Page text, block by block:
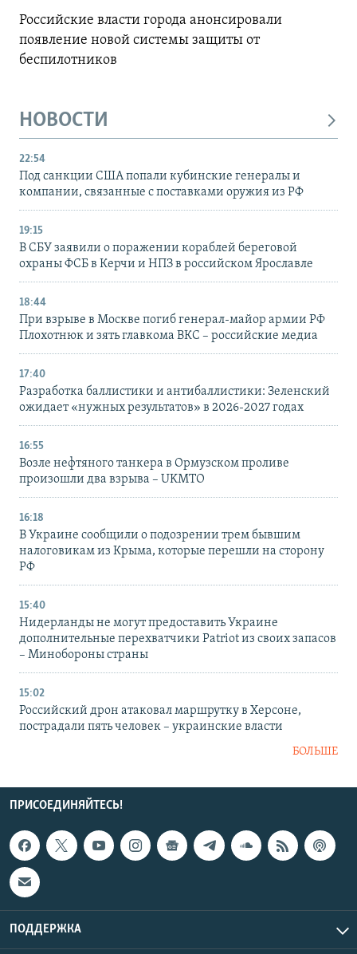
Российские власти города анонсировали
появление новой системы защиты от
беспилотников
НОВОСТИ
22:54
Под санкции США попали кубинские генералы и
компании, связанные с поставками оружия из РФ
19:15
В СБУ заявили о поражении кораблей береговой
охраны ФСБ в Керчи и НПЗ в российском Ярославле
18:44
При взрыве в Москве погиб генерал-майор армии РФ
Плохотнюк и зять главкома ВКС – российские медиа
17:40
Разработка баллистики и антибаллистики: Зеленский
ожидает «нужных результатов» в 2026-2027 годах
16:55
Возле нефтяного танкера в Ормузском проливе
произошли два взрыва – UKMTO
16:18
В Украине сообщили о подозрении трем бывшим
налоговикам из Крыма, которые перешли на сторону
РФ
15:40
Нидерланды не могут предоставить Украине
дополнительные перехватчики Patriot из своих запасов
– Минобороны страны
15:02
Российский дрон атаковал маршрутку в Херсоне,
пострадали пять человек – украинские власти
БОЛЬШЕ
ПРИСОЕДИНЯЙТЕСЬ!
ПОДДЕРЖКА